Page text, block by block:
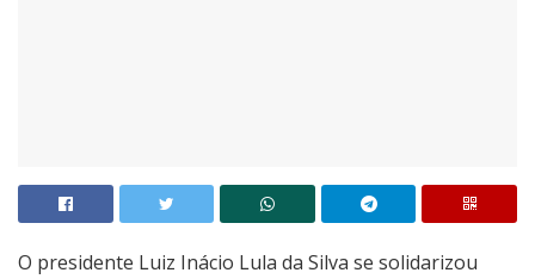
O presidente Luiz Inácio Lula da Silva se solidarizou